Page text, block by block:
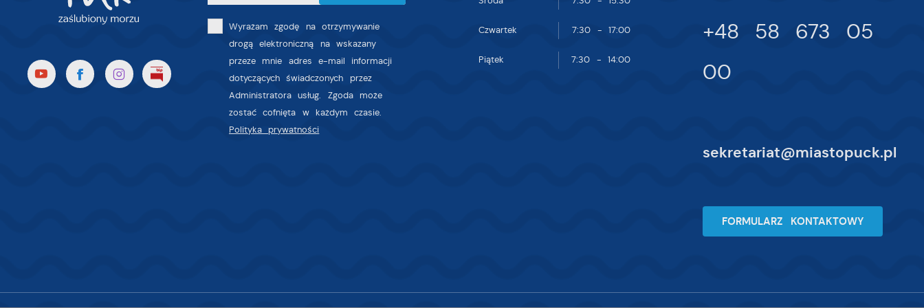
Wyrażam zgodę na otrzymywanie
drogą elektroniczną na wskazany
przeze mnie adres e-mail informacji
dotyczących świadczonych przez
Administratora usług. Zgoda może
zostać cofnięta w każdym czasie.
Polityka prywatności
Czwartek 7:30 - 17:00
Piątek 7:30 - 14:00
+48 58 673 05
00
sekretariat@miastopuck.pl
FORMULARZ KONTAKTOWY
Promocyjne pliki cookies służą do prezentowania Ci naszych komunikatów na
podstawie analizy Twoich upodobań oraz Twoich zwyczajów dotyczących
przeglądanej witryny internetowej. Treści promocyjne mogą pojawić się na
stronach podmiotów trzecich lub firm będących naszymi partnerami oraz
mediów społecznościowych.
Więcej